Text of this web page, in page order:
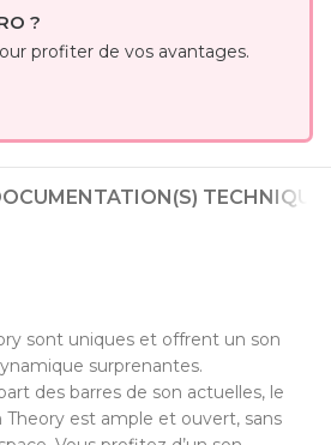
?
profiter de vos avantages.
sont uniques et offrent un son
surprenantes.
des barres de son actuelles, le
Theory est ample et ouvert, sans